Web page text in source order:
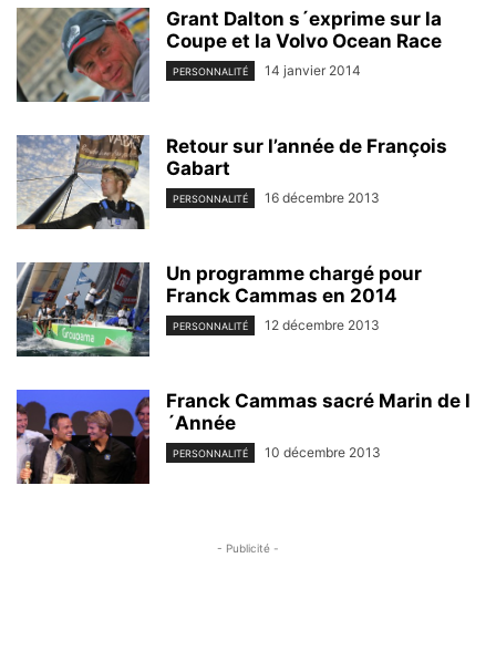
Grant Dalton s´exprime sur la
Coupe et la Volvo Ocean Race
PERSONNALITÉ 14 janvier 2014
Retour sur l’année de François
Gabart
PERSONNALITÉ 16 décembre 2013
Un programme chargé pour
Franck Cammas en 2014
PERSONNALITÉ 12 décembre 2013
Franck Cammas sacré Marin de l
´Année
PERSONNALITÉ 10 décembre 2013
- Publicité -